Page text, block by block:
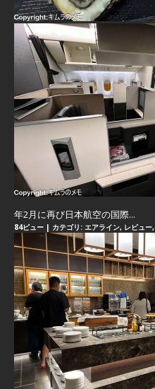
年2月に再び日本航空の国際...
84ビュー | カテゴリ: エアライン, レビュー,